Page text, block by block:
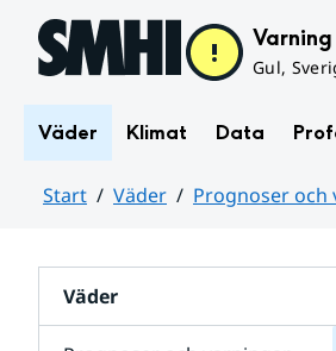
Hoppa till sidans innehåll Varning
Gul,
Väder Klimat Data
Start Väder Prognoser och
Väder